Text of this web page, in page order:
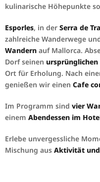
kulinarische Höhepunkte
Esporles, in der Serra de
zahlreiche Wanderwege
Wandern auf Mallorca.
Dorf seinen
Ort für Erholung. Nach
genießen wir einen Cafe
Im Programm sind vier
einem Abendessen im
Erlebe unvergessliche
Mischung aus Aktivität